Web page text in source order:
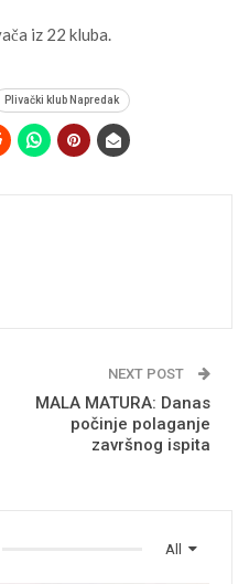
iz 22 kluba.
Plivački klub Napredak
NEXT POST
MALA MATURA: Danas
počinje polaganje
završnog ispita
All